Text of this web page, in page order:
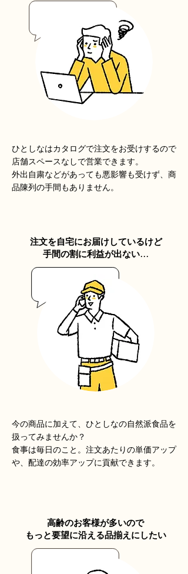
ひとしなはカタログで注文をお受けするので
店舗スペースなしで営業できます。
外出自粛などがあっても悪影響も受けず、商
品陳列の手間もありません。
注文を自宅にお届けしているけど
手間の割に利益が出ない…
今の商品に加えて、ひとしなの自然派食品を
扱ってみませんか？
食事は毎日のこと。注文あたりの単価アップ
や、配達の効率アップに貢献できます。
高齢のお客様が多いので
もっと要望に沿える品揃えにしたい